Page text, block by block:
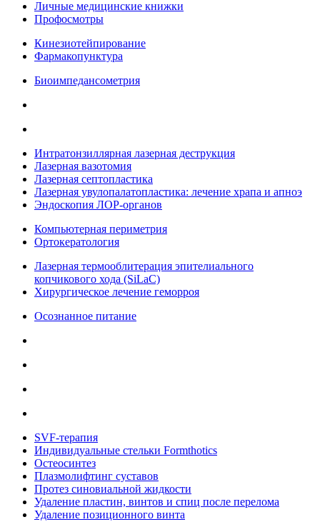
Личные медицинские книжки
Профосмотры
Кинезиотейпирование
Фармакопунктура
Биоимпедансометрия
Интратонзиллярная лазерная деструкция
Лазерная вазотомия
Лазерная септопластика
Лазерная увулопалатопластика: лечение храпа и апноэ
Эндоскопия ЛОР-органов
Компьютерная периметрия
Ортокератология
Лазерная термооблитерация эпителиального
копчикового хода (SiLaC)
Хирургическое лечение геморроя
Осознанное питание
SVF-терапия
Индивидуальные стельки Formthotics
Остеосинтез
Плазмолифтинг суставов
Протез синовиальной жидкости
Удаление пластин, винтов и спиц после перелома
Удаление позиционного винта